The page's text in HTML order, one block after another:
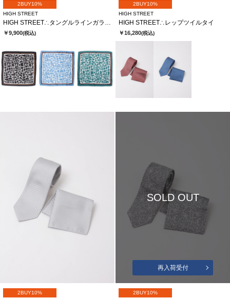
2BUY10%
HIGH STREET
HIGH STREET∴タングルラインガラリングツキアスコットタイ
￥9,900(税込)
2BUY10%
HIGH STREET
HIGH STREET∴レップツイルタイ
￥16,280(税込)
2BUY10%
SOLD OUT
再入荷受付
2BUY10%